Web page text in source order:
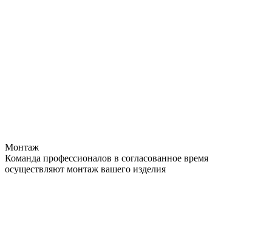
Монтаж
Команда профессионалов в согласованное время
осуществляют монтаж вашего изделия